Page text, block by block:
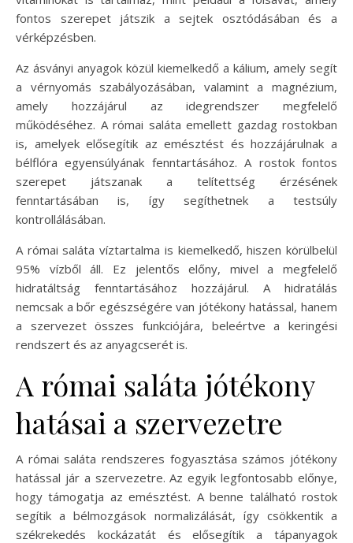
fontos szerepet játszik a sejtek osztódásában és a
vérképzésben.
Az ásványi anyagok közül kiemelkedő a kálium, amely segít
a vérnyomás szabályozásában, valamint a magnézium,
amely hozzájárul az idegrendszer megfelelő
működéséhez. A római saláta emellett gazdag rostokban
is, amelyek elősegítik az emésztést és hozzájárulnak a
bélflóra egyensúlyának fenntartásához. A rostok fontos
szerepet játszanak a telítettség érzésének
fenntartásában is, így segíthetnek a testsúly
kontrollálásában.
A római saláta víztartalma is kiemelkedő, hiszen körülbelül
95% vízből áll. Ez jelentős előny, mivel a megfelelő
hidratáltság fenntartásához hozzájárul. A hidratálás
nemcsak a bőr egészségére van jótékony hatással, hanem
a szervezet összes funkciójára, beleértve a keringési
rendszert és az anyagcserét is.
A római saláta jótékony
hatásai a szervezetre
A római saláta rendszeres fogyasztása számos jótékony
hatással jár a szervezetre. Az egyik legfontosabb előnye,
hogy támogatja az emésztést. A benne található rostok
segítik a bélmozgások normalizálását, így csökkentik a
székrekedés kockázatát és elősegítik a tápanyagok